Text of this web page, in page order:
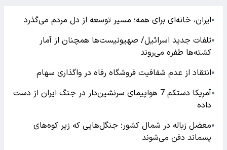
●ایران، خانه‌ای برای همه؛ مسیر توسعه از دل مردم می‌گذرد
●تلفات جدید اسرائیل/ صهیونیست‌ها همچنان از آمار
کشته‌ها طفره می‌روند
●انتقاد از عدم شفافیت فروشگاه رفاه در واگذاری سهام
●
آمریکا دستکم 7 هواپیمای سرنشین‌دار در جنگ ایران از دست
داده
●معضل زباله در شمال کشور؛ جنگل‌هایی که زیر کوه‌های
پسماند دفن می‌شوند